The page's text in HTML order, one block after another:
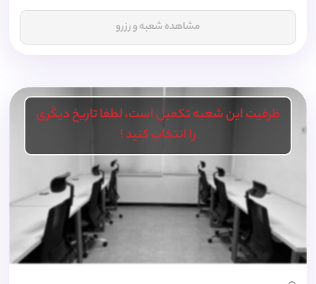
مشاهده شعبه و رزرو
ظرفیت این شعبه تکمیل است، لطفا تاریخ دیگری
را انتخاب کنید !